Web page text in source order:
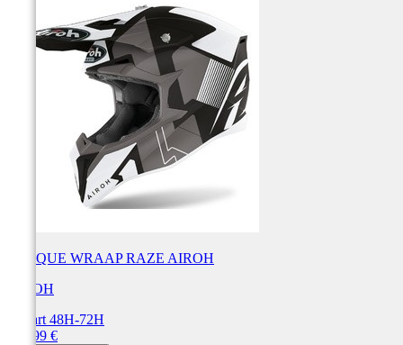
CASQUE WRAAP RAZE AIROH
AIROH
Départ 48H-72H
175,99 €